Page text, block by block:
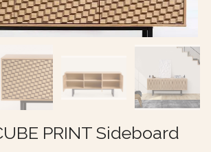
PRINT Sideboard